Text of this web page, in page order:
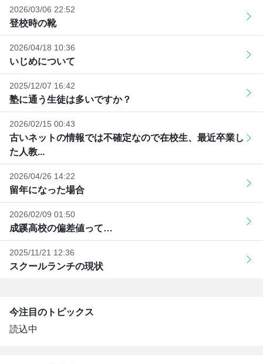
2026/03/06 22:52
登校時の靴
2026/04/18 10:36
いじめについて
2025/12/07 16:42
塾に通う生徒は多いですか？
2026/02/15 00:43
古いネットの情報では不確定なので在校生、最近卒業し
た人教...
2026/04/26 14:22
留年になった場合
2026/02/09 01:50
成蹊高校の偏差値って…
2025/11/21 12:36
スクールランチの現状
今注目のトピックス
読込中